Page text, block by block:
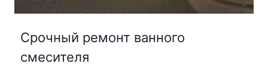
Срочный ремонт ванного
смесителя